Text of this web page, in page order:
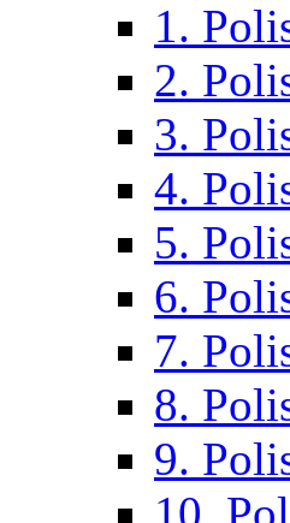
1.
2.
3.
4.
5.
6.
7.
8.
9.
10.